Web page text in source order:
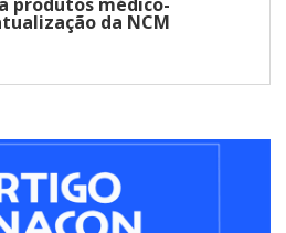
da NCM